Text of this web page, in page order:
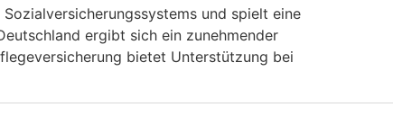
und spielt eine
ergibt sich ein zunehmender
bietet Unterstützung bei